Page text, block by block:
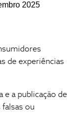
2025
de experiências
e a publicação de
ou